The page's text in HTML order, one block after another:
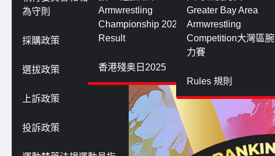
為守則
採購政策
選拔政策
上訴政策
投訴政策
Armwrestling
Championship 2026 –
Result
香港殘奥日2025
Greater Bay Area
Armwrestling
Competition大灣區腕
力賽
Rules 規則
29/12/2024 腕力小編